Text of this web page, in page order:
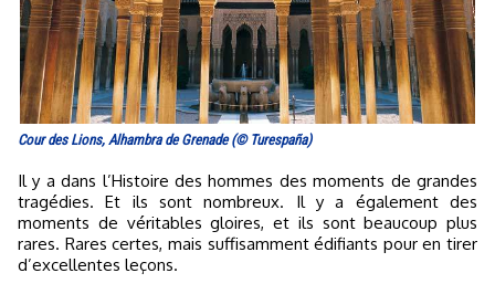
Cour des Lions, Alhambra de Grenade (© Turespaña)
Il y a dans l’Histoire des hommes des moments de grandes
tragédies. Et ils sont nombreux. Il y a également des
moments de véritables gloires, et ils sont beaucoup plus
rares. Rares certes, mais suffisamment édifiants pour en tirer
d’excellentes leçons.